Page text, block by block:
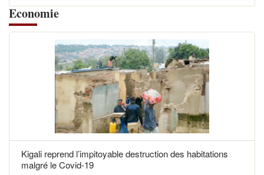
Economie
Kigali reprend l’impitoyable destruction des habitations
malgré le Covid-19